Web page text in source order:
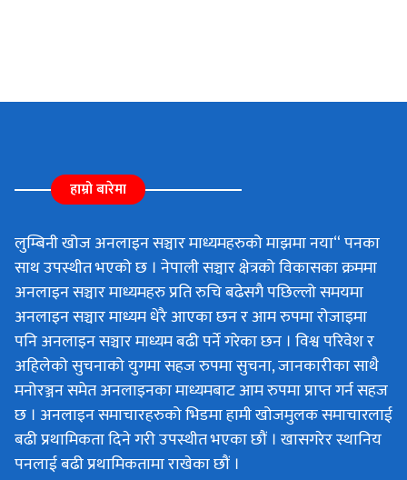
हाम्रो बारेमा
लुम्बिनी खोज अनलाइन सञ्चार माध्यमहरुको माझमा नया“ पनका
साथ उपस्थीत भएको छ । नेपाली सञ्चार क्षेत्रको विकासका क्रममा
अनलाइन सञ्चार माध्यमहरु प्रति रुचि बढेसगै पछिल्लो समयमा
अनलाइन सञ्चार माध्यम धेरै आएका छन र आम रुपमा रोजाइमा
पनि अनलाइन सञ्चार माध्यम बढी पर्ने गरेका छन । विश्व परिवेश र
अहिलेको सुचनाको युगमा सहज रुपमा सुचना, जानकारीका साथै
मनोरञ्जन समेत अनलाइनका माध्यमबाट आम रुपमा प्राप्त गर्न सहज
छ । अनलाइन समाचारहरुको भिडमा हामी खोजमुलक समाचारलाई
बढी प्रथामिकता दिने गरी उपस्थीत भएका छौं । खासगरेर स्थानिय
पनलाई बढी प्रथामिकतामा राखेका छौं ।